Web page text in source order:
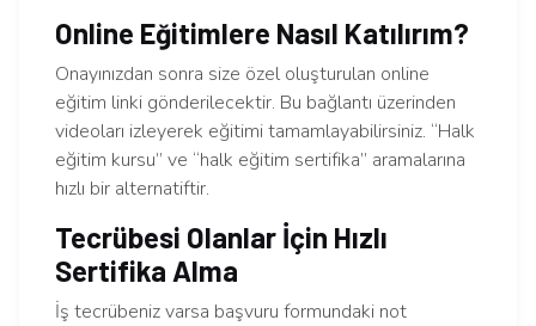
Online Eğitimlere Nasıl Katılırım?
Onayınızdan sonra size özel oluşturulan online
eğitim linki gönderilecektir. Bu bağlantı üzerinden
videoları izleyerek eğitimi tamamlayabilirsiniz. “Halk
eğitim kursu” ve “halk eğitim sertifika” aramalarına
hızlı bir alternatiftir.
Tecrübesi Olanlar İçin Hızlı
Sertifika Alma
İş tecrübeniz varsa başvuru formundaki not